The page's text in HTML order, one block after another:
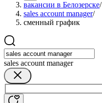
вакансии в Белозерске/
sales account manager/
сменный график
sales account manager